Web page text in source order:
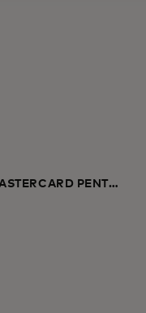
PENTRU